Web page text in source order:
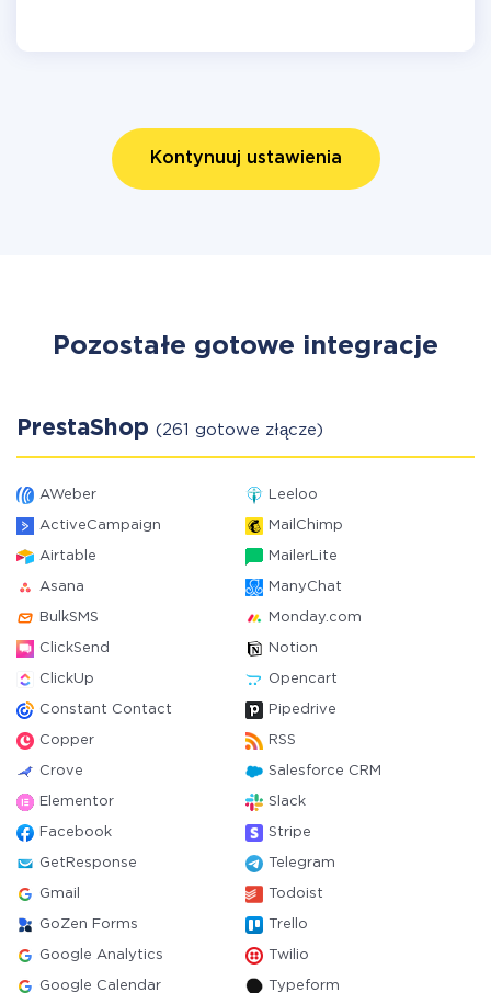
Kontynuuj ustawienia
Pozostałe gotowe integracje
PrestaShop (261 gotowe złącze)
AWeber Leeloo
ActiveCampaign MailChimp
Airtable MailerLite
Asana ManyChat
BulkSMS Monday.com
ClickSend Notion
ClickUp Opencart
Constant Contact Pipedrive
Copper RSS
Crove Salesforce CRM
Elementor Slack
Facebook Stripe
GetResponse Telegram
Gmail Todoist
GoZen Forms Trello
Google Analytics Twilio
Google Calendar Typeform